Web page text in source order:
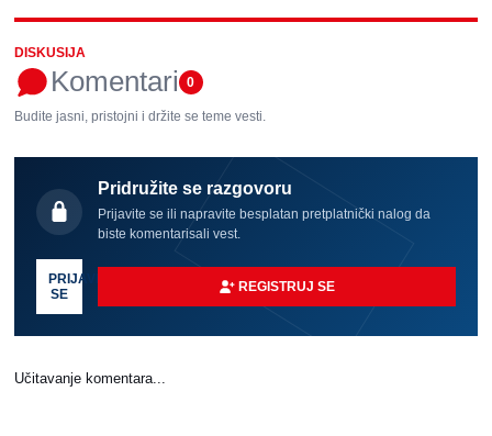
DISKUSIJA
Komentari 0
Budite jasni, pristojni i držite se teme vesti.
Pridružite se razgovoru
Prijavite se ili napravite besplatan pretplatnički nalog da
biste komentarisali vest.
PRIJAVI
SE
REGISTRUJ SE
Učitavanje komentara...